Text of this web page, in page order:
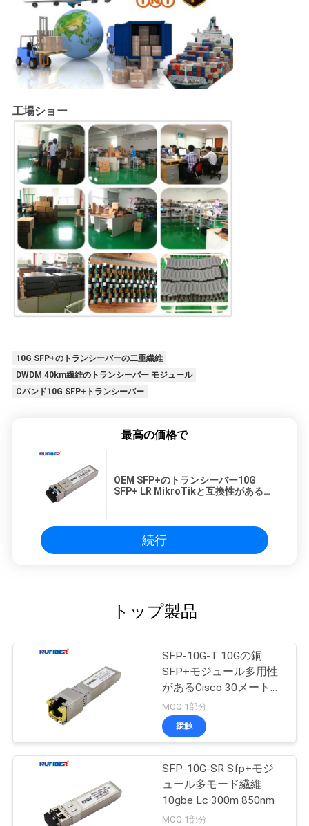
工場ショー
10G SFP+のトランシーバーの二重繊維
DWDM 40km繊維のトランシーバー モジュール
Cバンド10G SFP+トランシーバー
最高の価格で
OEM SFP+のトランシーバー10G
SFP+ LR MikroTikと互換性がある
続行
トップ製品
SFP-10G-T 10Gの銅
SFP+モジュール多用性
があるCisco 30メートル
の
MOQ:1部分
接触
SFP-10G-SR Sfp+モジ
ュール多モード繊維
10gbe Lc 300m 850nm
MOQ:1部分